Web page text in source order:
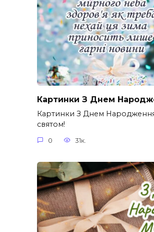
Картинки З Днем
Картинки З Днем Народження
святом!
0 31к.